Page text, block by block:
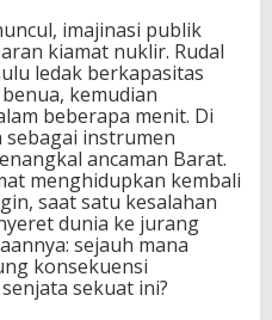
imajinasi publik
kiamat nuklir. Rudal
ledak berkapasitas
kemudian
beberapa menit. Di
sebagai instrumen
ancaman Barat.
menghidupkan kembali
saat satu kesalahan
dunia ke jurang
sejauh mana
konsekuensi
sekuat ini?